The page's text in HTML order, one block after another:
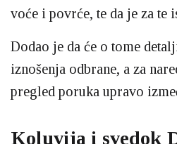
voće i povrće, te da je za te
Dodao je da će o tome
iznošenja odbrane, a za
pregled poruka upravo
Koluvija i svedok